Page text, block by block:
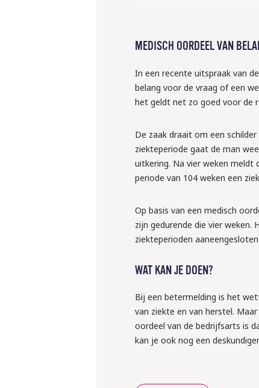
MEDISCH OORDEEL VAN
In een recente uitspraak van de
belang voor de vraag of een
het geldt net zo goed voor de
De zaak draait om een
ziekteperiode gaat de man
uitkering. Na vier weken meldt
periode van 104 weken een
Op basis van een medisch
zijn gedurende die vier weken.
ziekteperioden
WAT KAN JE DOEN?
Bij een betermelding is het
van ziekte en van herstel.
oordeel van de bedrijfsarts is
kan je ook nog een